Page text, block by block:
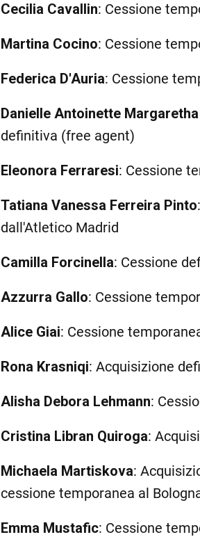
Cecilia Cavallin: Cessione
Martina Cocino: Cessione
Federica D'Auria: Cessione
Danielle Antoinette
definitiva (free agent)
Eleonora Ferraresi: Cessione
Tatiana Vanessa Ferreira Pinto
dall'Atletico Madrid
Camilla Forcinella: Cessione
Azzurra Gallo: Cessione
Alice Giai: Cessione
Rona Krasniqi: Acquisizione
Alisha Debora Lehmann:
Cristina Libran Quiroga:
Michaela Martiskova:
cessione temporanea al
Emma Mustafic: Cessione